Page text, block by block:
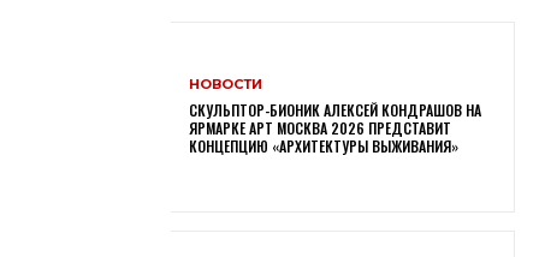
НОВОСТИ
СКУЛЬПТОР-БИОНИК АЛЕКСЕЙ КОНДРАШОВ НА
ЯРМАРКЕ АРТ МОСКВА 2026 ПРЕДСТАВИТ
КОНЦЕПЦИЮ «АРХИТЕКТУРЫ ВЫЖИВАНИЯ»